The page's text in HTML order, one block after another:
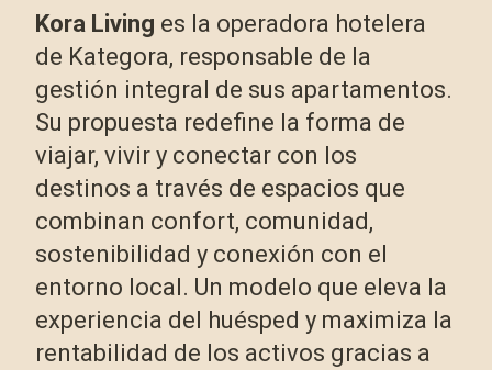
Kora Living es la operadora hotelera
de Kategora, responsable de la
gestión integral de sus apartamentos.
Su propuesta redefine la forma de
viajar, vivir y conectar con los
destinos a través de espacios que
combinan confort, comunidad,
sostenibilidad y conexión con el
entorno local. Un modelo que eleva la
experiencia del huésped y maximiza la
rentabilidad de los activos gracias a